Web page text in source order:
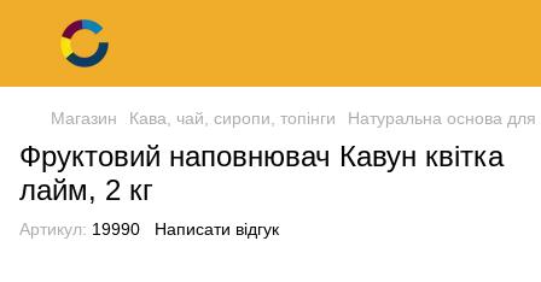
Магазин Кава, чай, сиропи, топінги Натуральна основа для
Фруктовий наповнювач Кавун квітка
лайм, 2 кг
Артикул: 19990 Написати відгук